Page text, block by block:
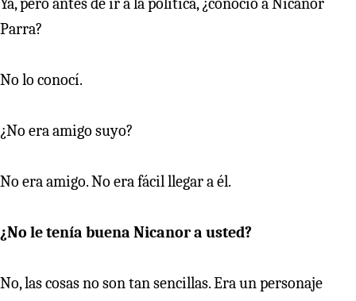
Ya, pero antes de ir a la política, ¿conoció a Nicanor
Parra?
No lo conocí.
¿No era amigo suyo?
No era amigo. No era fácil llegar a él.
¿No le tenía buena Nicanor a usted?
No, las cosas no son tan sencillas. Era un personaje